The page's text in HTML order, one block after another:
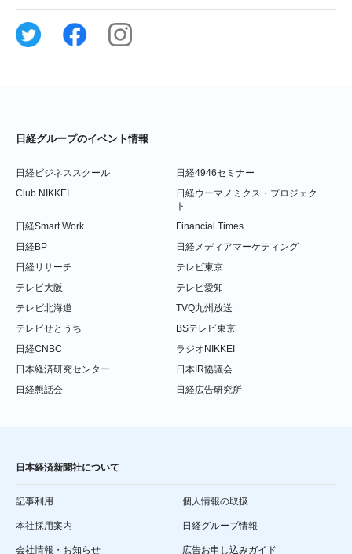
日経グループのイベント情報
日経ビジネススクール
日経4946セミナー
Club NIKKEI
日経ウーマノミクス・プロジェク
ト
日経Smart Work
Financial Times
日経BP
日経メディアマーケティング
日経リサーチ
テレビ東京
テレビ大阪
テレビ愛知
テレビ北海道
TVQ九州放送
テレビせとうち
BSテレビ東京
日経CNBC
ラジオNIKKEI
日本経済研究センター
日本IR協議会
日経懇話会
日経広告研究所
日本経済新聞社について
記事利用 個人情報の取扱
本社採用案内 日経グループ情報
会社情報・お知らせ 広告お申し込みガイド